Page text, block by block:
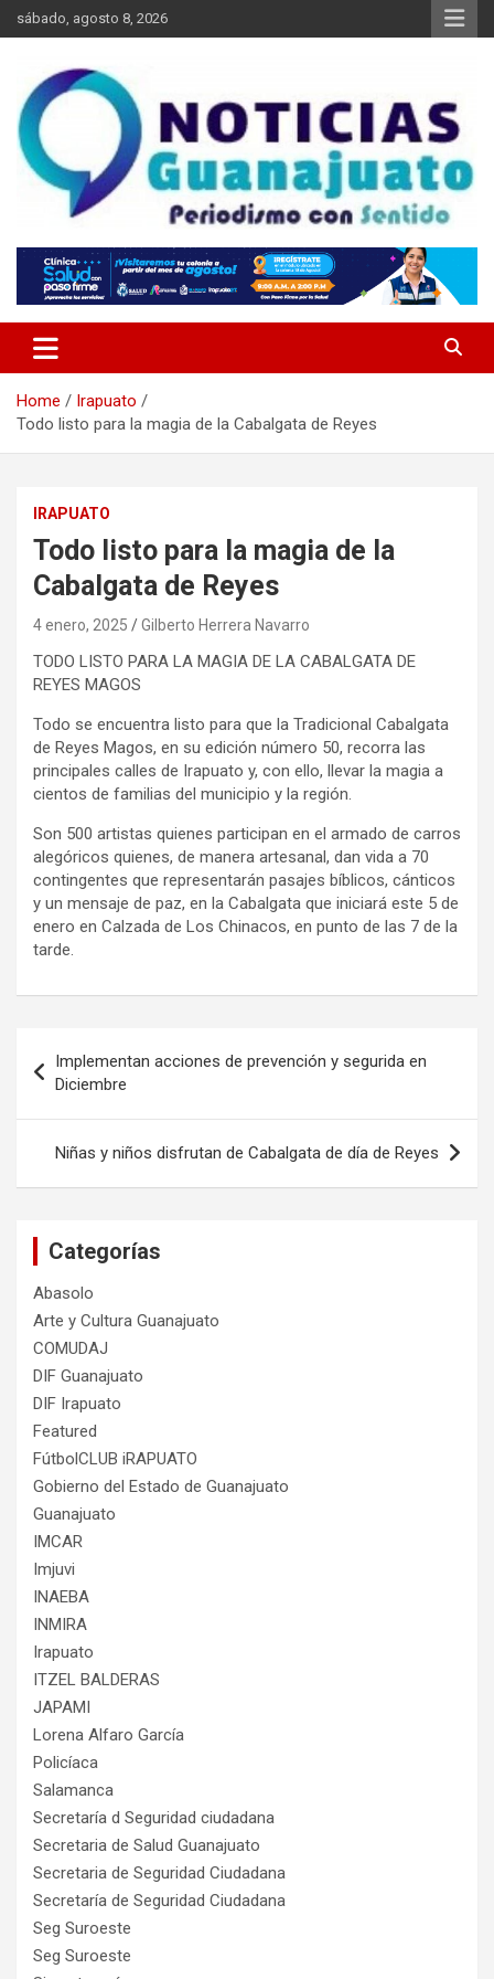
Skip
to
sábado, agosto 8, 2026
Noticias Guanajuato
Home
Irapuato
Todo listo para la magia de la Cabalgata de Reyes
IRAPUATO
Todo listo para la magia de la
Cabalgata de Reyes
4 enero, 2025 Gilberto Herrera Navarro
TODO LISTO PARA LA MAGIA DE LA CABALGATA DE
REYES MAGOS
Todo se encuentra listo para que la Tradicional Cabalgata
de Reyes Magos, en su edición número 50, recorra las
principales calles de Irapuato y, con ello, llevar la magia a
cientos de familias del municipio y la región.
Son 500 artistas quienes participan en el armado de carros
alegóricos quienes, de manera artesanal, dan vida a 70
contingentes que representarán pasajes bíblicos, cánticos
y un mensaje de paz, en la Cabalgata que iniciará este 5 de
enero en Calzada de Los Chinacos, en punto de las 7 de la
tarde.
de
entradas
Implementan acciones de prevención y segurida en
Diciembre
Niñas y niños disfrutan de Cabalgata de día de Reyes
Categorías
Abasolo
Arte y Cultura Guanajuato
COMUDAJ
DIF Guanajuato
DIF Irapuato
Featured
FútbolCLUB iRAPUATO
Gobierno del Estado de Guanajuato
Guanajuato
IMCAR
Imjuvi
INAEBA
INMIRA
Irapuato
ITZEL BALDERAS
JAPAMI
Lorena Alfaro García
Policíaca
Salamanca
Secretaría d Seguridad ciudadana
Secretaria de Salud Guanajuato
Secretaria de Seguridad Ciudadana
Secretaría de Seguridad Ciudadana
Seg Suroeste
Seg Suroeste